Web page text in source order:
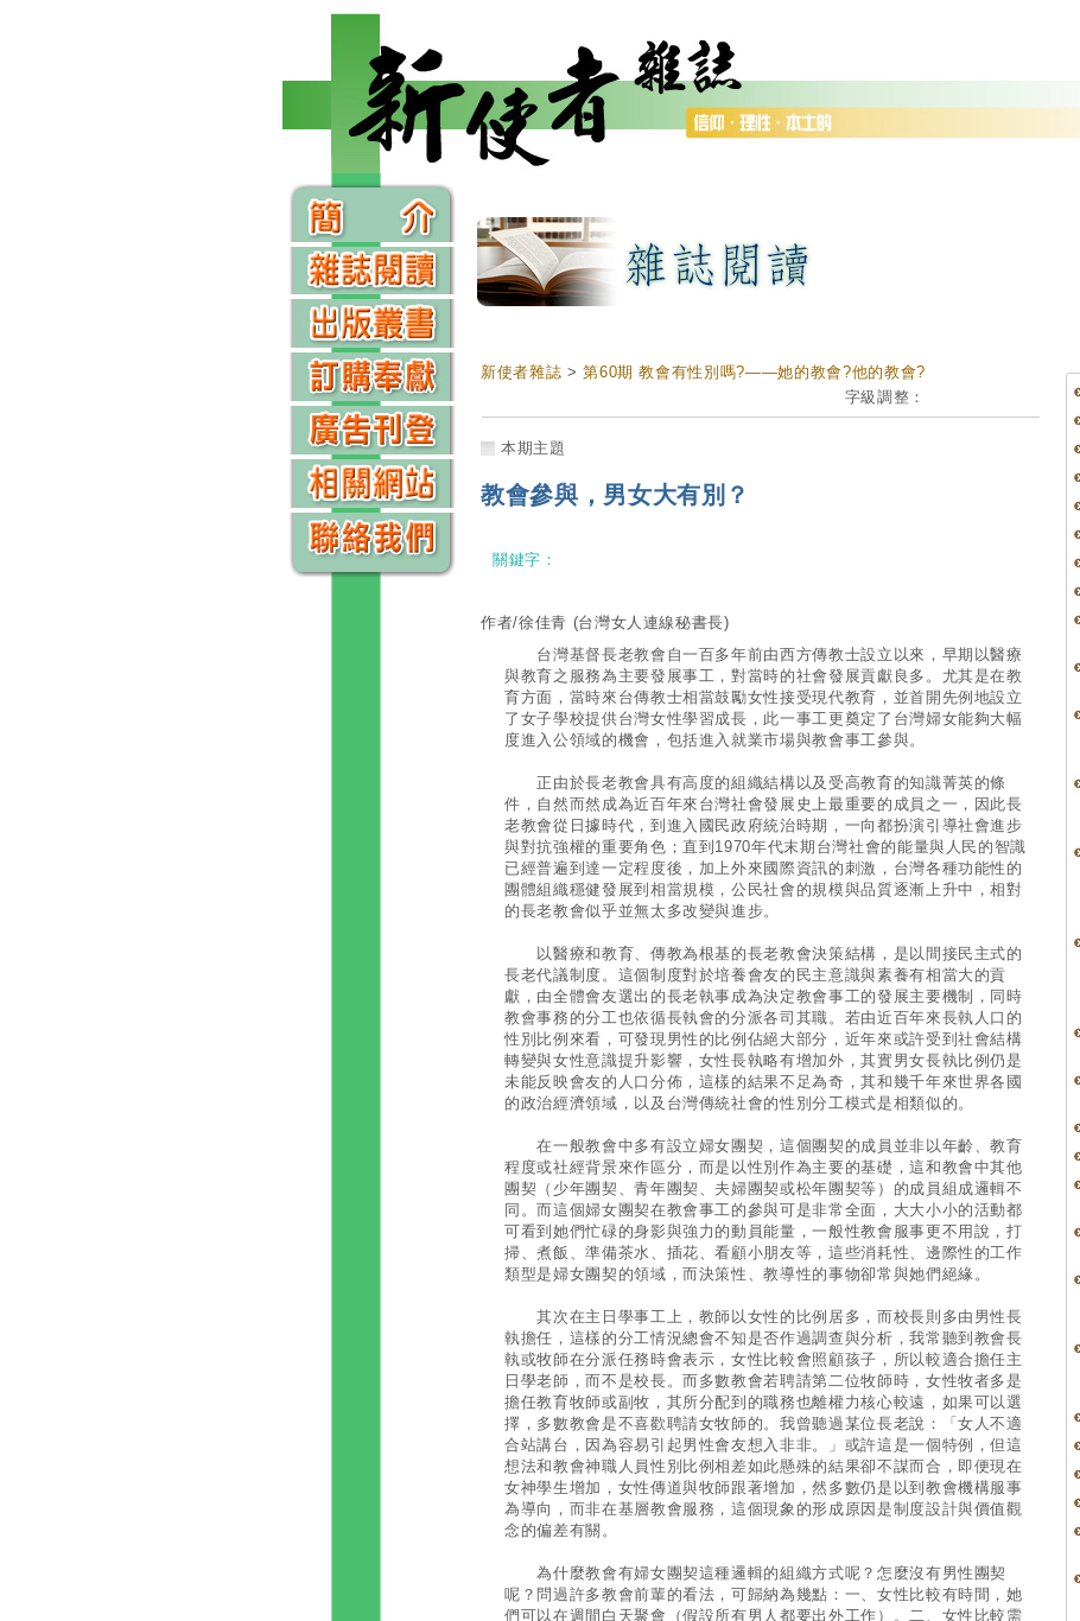
新使者雜誌 >第60期 教會有性別嗎?——她的教會?他的教會?
字級調整：
本期主題
教會參與，男女大有別？
關鍵字：
作者/徐佳青 (台灣女人連線秘書長)
台灣基督長老教會自一百多年前由西方傳教士設立以來，早期以醫療
與教育之服務為主要發展事工，對當時的社會發展貢獻良多。尤其是在教
育方面，當時來台傳教士相當鼓勵女性接受現代教育，並首開先例地設立
了女子學校提供台灣女性學習成長，此一事工更奠定了台灣婦女能夠大幅
度進入公領域的機會，包括進入就業市場與教會事工參與。
正由於長老教會具有高度的組織結構以及受高教育的知識菁英的條
件，自然而然成為近百年來台灣社會發展史上最重要的成員之一，因此長
老教會從日據時代，到進入國民政府統治時期，一向都扮演引導社會進步
與對抗強權的重要角色；直到1970年代末期台灣社會的能量與人民的智識
已經普遍到達一定程度後，加上外來國際資訊的刺激，台灣各種功能性的
團體組織穩健發展到相當規模，公民社會的規模與品質逐漸上升中，相對
的長老教會似乎並無太多改變與進步。
以醫療和教育、傳教為根基的長老教會決策結構，是以間接民主式的
長老代議制度。這個制度對於培養會友的民主意識與素養有相當大的貢
獻，由全體會友選出的長老執事成為決定教會事工的發展主要機制，同時
教會事務的分工也依循長執會的分派各司其職。若由近百年來長執人口的
性別比例來看，可發現男性的比例佔絕大部分，近年來或許受到社會結構
轉變與女性意識提升影響，女性長執略有增加外，其實男女長執比例仍是
未能反映會友的人口分佈，這樣的結果不足為奇，其和幾千年來世界各國
的政治經濟領域，以及台灣傳統社會的性別分工模式是相類似的。
在一般教會中多有設立婦女團契，這個團契的成員並非以年齡、教育
程度或社經背景來作區分，而是以性別作為主要的基礎，這和教會中其他
團契（少年團契、青年團契、夫婦團契或松年團契等）的成員組成邏輯不
同。而這個婦女團契在教會事工的參與可是非常全面，大大小小的活動都
可看到她們忙碌的身影與強力的動員能量，一般性教會服事更不用說，打
掃、煮飯、準備茶水、插花、看顧小朋友等，這些消耗性、邊際性的工作
類型是婦女團契的領域，而決策性、教導性的事物卻常與她們絕緣。
其次在主日學事工上，教師以女性的比例居多，而校長則多由男性長
執擔任，這樣的分工情況總會不知是否作過調查與分析，我常聽到教會長
執或牧師在分派任務時會表示，女性比較會照顧孩子，所以較適合擔任主
日學老師，而不是校長。而多數教會若聘請第二位牧師時，女性牧者多是
擔任教育牧師或副牧，其所分配到的職務也離權力核心較遠，如果可以選
擇，多數教會是不喜歡聘請女牧師的。我曾聽過某位長老說：「女人不適
合站講台，因為容易引起男性會友想入非非。」或許這是一個特例，但這
想法和教會神職人員性別比例相差如此懸殊的結果卻不謀而合，即便現在
女神學生增加，女性傳道與牧師跟著增加，然多數仍是以到教會機構服事
為導向，而非在基層教會服務，這個現象的形成原因是制度設計與價值觀
念的偏差有關。
為什麼教會有婦女團契這種邏輯的組織方式呢？怎麼沒有男性團契
呢？問過許多教會前輩的看法，可歸納為幾點：一、女性比較有時間，她
們可以在週間白天聚會（假設所有男人都要出外工作）。二、女性比較需